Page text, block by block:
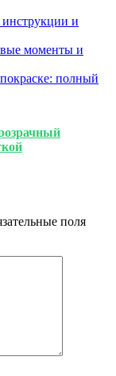
и
моменты и
полный
поля